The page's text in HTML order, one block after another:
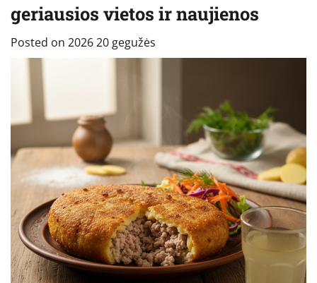
geriausios vietos ir naujienos
Posted on 2026 20 gegužės